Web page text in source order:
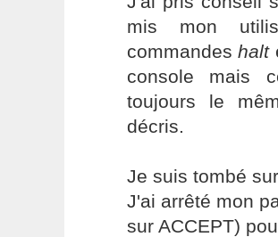
mis mon
commandeshalt
console mais
toujours le
décris.
Je suis tombé
J'ai arrêté mon
sur ACCEPT)